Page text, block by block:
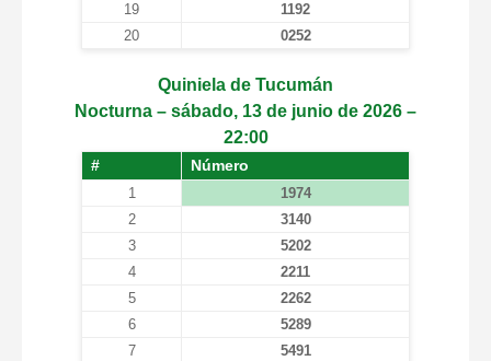
19
1192
20
0252
Quiniela de Tucumán
Nocturna – sábado, 13 de junio de 2026 –
22:00
# Número
1
1974
2
3140
3
5202
4
2211
5
2262
6
5289
7
5491